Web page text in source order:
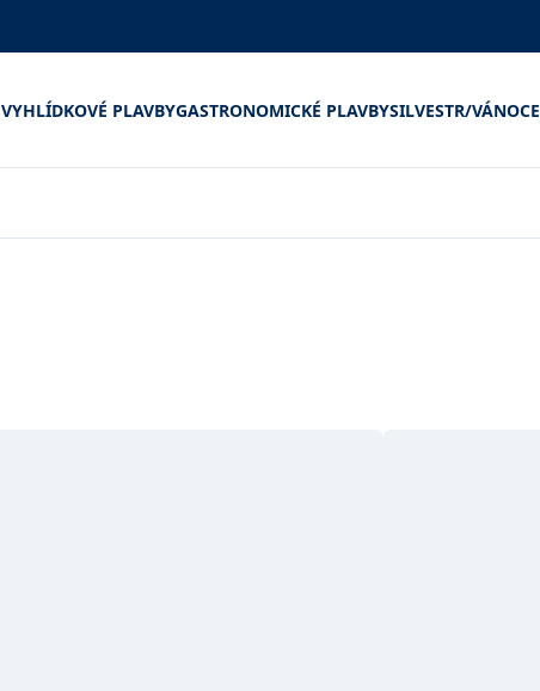
VYHLÍDKOVÉ PLAVBYGASTRONOMICKÉ PLAVBYSILVESTR/VÁNOCE